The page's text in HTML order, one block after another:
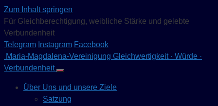
Zum Inhalt springen
Für Gleichberechtigung, weibliche Stärke und gelebte
Verbundenheit
Telegram Instagram Facebook
Maria-Magdalena-Vereinigung Gleichwertigkeit · Würde ·
Verbundenheit
Über Uns und unsere Ziele
Satzung